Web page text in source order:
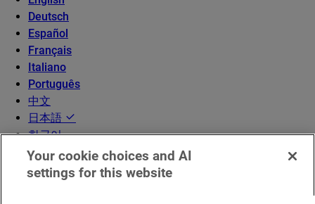
Deutsch
Español
Français
Italiano
Português
中文
日本語
한국어
Your cookie choices and AI
settings for this website